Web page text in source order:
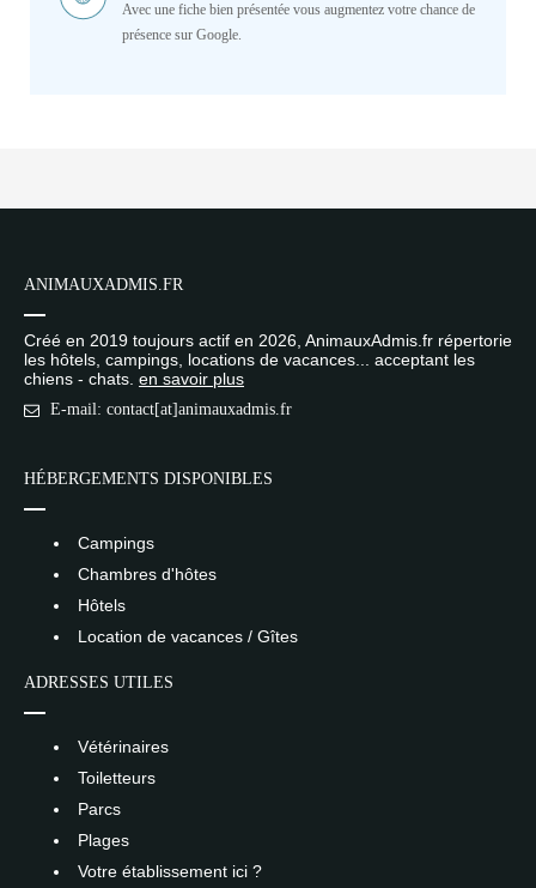
Avec une fiche bien présentée vous augmentez votre chance de
présence sur Google.
ANIMAUXADMIS.FR
Créé en 2019 toujours actif en 2026, AnimauxAdmis.fr répertorie
les hôtels, campings, locations de vacances... acceptant les
chiens - chats. en savoir plus
E-mail: contact[at]animauxadmis.fr
HÉBERGEMENTS DISPONIBLES
Campings
Chambres d'hôtes
Hôtels
Location de vacances / Gîtes
ADRESSES UTILES
Vétérinaires
Toiletteurs
Parcs
Plages
Votre établissement ici ?